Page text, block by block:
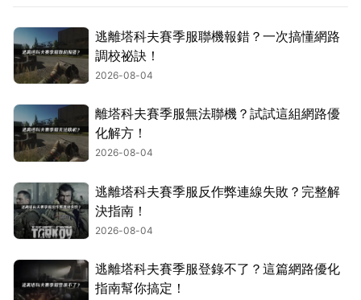
逃離塔科夫賽季服聯機報錯？一次搞懂網路
調校祕訣！
2026-08-04
離塔科夫賽季服無法聯機？試試這組網路優
化解方！
2026-08-04
逃離塔科夫賽季服反作弊連線失敗？完整解
決指南！
2026-08-04
逃離塔科夫賽季服登錄不了？這篇網路優化
指南幫你搞定！